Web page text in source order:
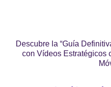
Descubre la “Guía
con Vídeos Estratégicos